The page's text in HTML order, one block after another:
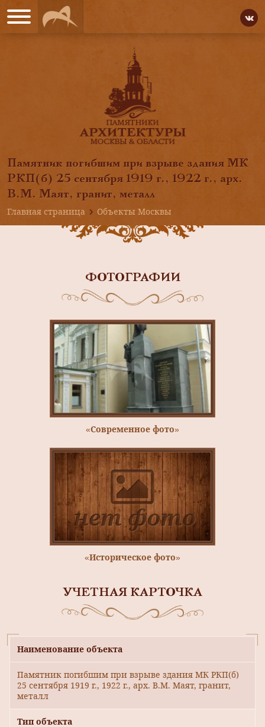
Памятник погибшим при взрыве здания МК
РКП(б) 25 сентября 1919 г., 1922 г., арх.
В.М. Маят, гранит, металл
Главная страница
Объекты Москвы
ФОТОГРАФИИ
«Современное фото»
«Историческое фото»
УЧЕТНАЯ КАРТОЧКА
Наименование объекта
Памятник погибшим при взрыве здания МК РКП(б)
25 сентября 1919 г., 1922 г., арх. В.М. Маят, гранит,
металл
Тип объекта